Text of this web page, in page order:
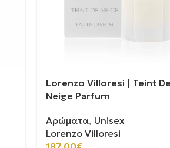
Lorenzo Villoresi | Teint De
Neige Parfum
Αρώματα, Unisex
Lorenzo Villoresi